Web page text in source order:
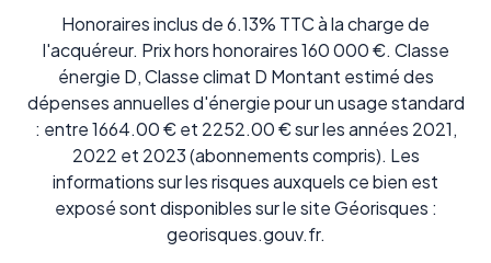
Honoraires inclus de 6.13% TTC à la charge de
l'acquéreur. Prix hors honoraires 160 000 €. Classe
énergie D, Classe climat D Montant estimé des
dépenses annuelles d'énergie pour un usage standard
: entre 1664.00 € et 2252.00 € sur les années 2021,
2022 et 2023 (abonnements compris). Les
informations sur les risques auxquels ce bien est
exposé sont disponibles sur le site Géorisques :
georisques.gouv.fr.